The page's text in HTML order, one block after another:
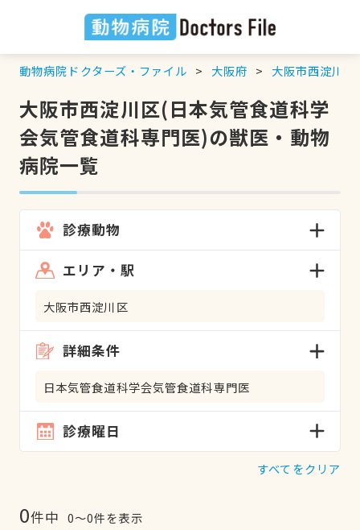
動物病院ドクターズ・ファイル 大阪府 大阪市西淀川区
大阪市西淀川区(日本気管食道科学
会気管食道科専門医)の獣医・動物
病院一覧
診療動物
エリア・駅
大阪市西淀川区
詳細条件
日本気管食道科学会気管食道科専門医
診療曜日
すべてをクリア
0件中 0〜0件を表示